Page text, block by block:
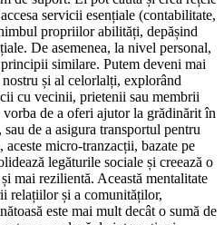
servicii esențiale (contabilitate,
propriilor abilități, depășind
De asemenea, la nivel personal,
similare. Putem deveni mai
și al celorlalți, explorând
cu vecinii, prietenii sau membrii
de a oferi ajutor la grădinărit în
de a asigura transportul pentru
micro-tranzacții, bazate pe
legăturile sociale și creează o
mai rezilientă. Această mentalitate
relațiilor și a comunităților,
este mai mult decât o sumă de